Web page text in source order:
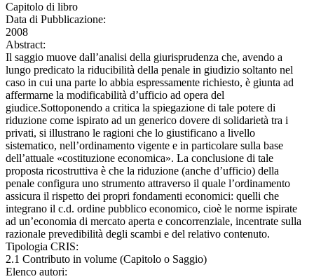
Capitolo di libro
Data di Pubblicazione:
2008
Abstract:
Il saggio muove dall’analisi della giurisprudenza che, avendo a
lungo predicato la riducibilità della penale in giudizio soltanto nel
caso in cui una parte lo abbia espressamente richiesto, è giunta ad
affermarne la modificabilità d’ufficio ad opera del
giudice.Sottoponendo a critica la spiegazione di tale potere di
riduzione come ispirato ad un generico dovere di solidarietà tra i
privati, si illustrano le ragioni che lo giustificano a livello
sistematico, nell’ordinamento vigente e in particolare sulla base
dell’attuale «costituzione economica». La conclusione di tale
proposta ricostruttiva è che la riduzione (anche d’ufficio) della
penale configura uno strumento attraverso il quale l’ordinamento
assicura il rispetto dei propri fondamenti economici: quelli che
integrano il c.d. ordine pubblico economico, cioè le norme ispirate
ad un’economia di mercato aperta e concorrenziale, incentrate sulla
razionale prevedibilità degli scambi e del relativo contenuto.
Tipologia CRIS:
2.1 Contributo in volume (Capitolo o Saggio)
Elenco autori: